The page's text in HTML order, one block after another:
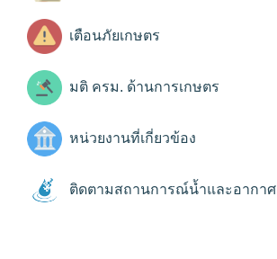
เตือนภัยเกษตร
มติ ครม. ด้านการเกษตร
หน่วยงานที่เกี่ยวข้อง
ติดตามสถานการณ์น้ำและอากาศ